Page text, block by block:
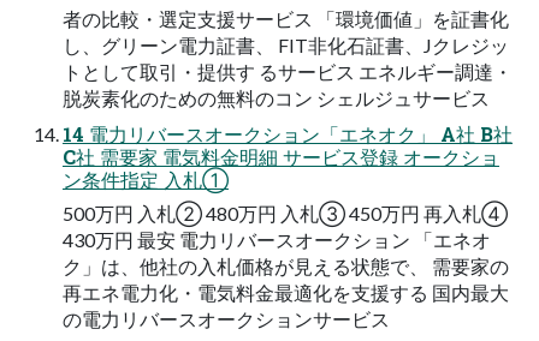
者の比較・選定支援サービス 「環境価値」を証書化
し、グリーン電力証書、 FIT非化石証書、Jクレジッ
トとして取引・提供す るサービス エネルギー調達・
脱炭素化のための無料のコン シェルジュサービス
14 電力リバースオークション「エネオク」 A社 B社
C社 需要家 電気料金明細 サービス登録 オークショ
ン条件指定 入札①
500万円 入札② 480万円 入札③ 450万円 再入札④
430万円 最安 電力リバースオークション 「エネオ
ク」は、他社の入札価格が見える状態で、 需要家の
再エネ電力化・電気料金最適化を支援する 国内最大
の電力リバースオークションサービス